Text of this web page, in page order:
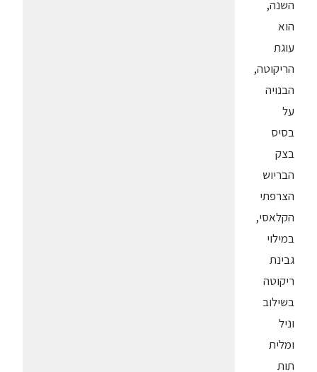
השנה,
הוא
עוגת
הריקוטה,
הבנויה
על
בסיס
בצק
הבריוש
הצרפתי
הקלאסי,
במילוי
גבינת
ריקוטה
בשילוב
וניל
ומלית
תות